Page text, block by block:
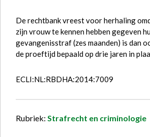
De rechtbank vreest voor herhaling
zijn vrouw te kennen hebben gegeven
gevangenisstraf (zes maanden) is dan
de proeftijd bepaald op drie jaren in
ECLI:NL:RBDHA:2014:7009
Rubriek: Strafrecht en criminologie